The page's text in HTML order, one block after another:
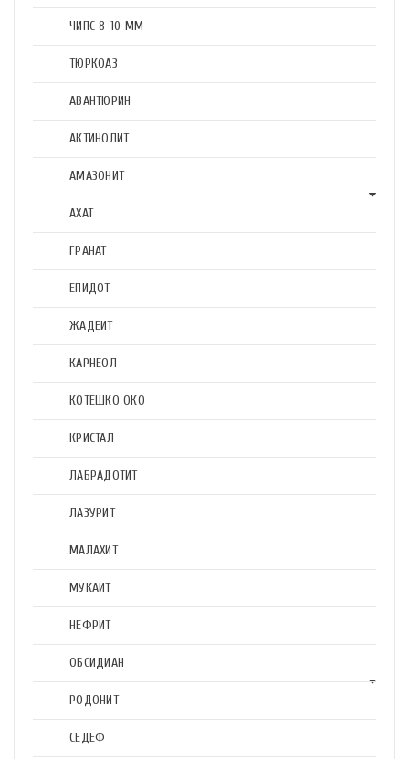
ЧИПС 8-10 ММ
ТЮРКОАЗ
АВАНТЮРИН
АКТИНОЛИТ
АМАЗОНИТ
АХАТ
ГРАНАТ
ЕПИДОТ
ЖАДЕИТ
КАРНЕОЛ
КОТЕШКО ОКО
КРИСТАЛ
ЛАБРАДОТИТ
ЛАЗУРИТ
МАЛАХИТ
МУКАИТ
НЕФРИТ
ОБСИДИАН
РОДОНИТ
СЕДЕФ